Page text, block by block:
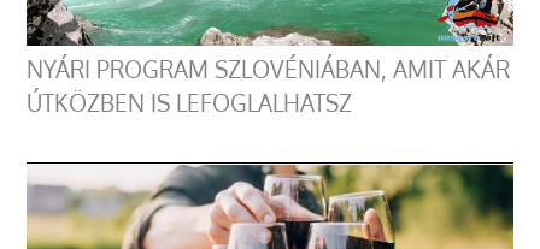
NYÁRI PROGRAM SZLOVÉNIÁBAN, AMIT AKÁR
ÚTKÖZBEN IS LEFOGLALHATSZ